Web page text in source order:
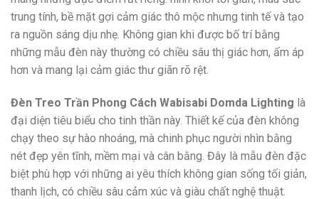
trung tính, bề mặt gợi cảm giác thô mộc nhưng tinh tế và tạo
ra nguồn sáng dịu nhẹ. Không gian khi được bố trí bằng
những mẫu đèn này thường có chiều sâu thị giác hơn, ấm áp
hơn và mang lại cảm giác thư giãn rõ rệt.
Đèn Treo Trần Phong Cách Wabisabi Domda Lighting là
đại diện tiêu biểu cho tinh thần này. Thiết kế của đèn không
chạy theo sự hào nhoáng, mà chinh phục người nhìn bằng
nét đẹp yên tĩnh, mềm mại và cân bằng. Đây là mẫu đèn đặc
biệt phù hợp với những ai yêu thích không gian sống tối giản,
thanh lịch, có chiều sâu cảm xúc và giàu chất nghệ thuật.